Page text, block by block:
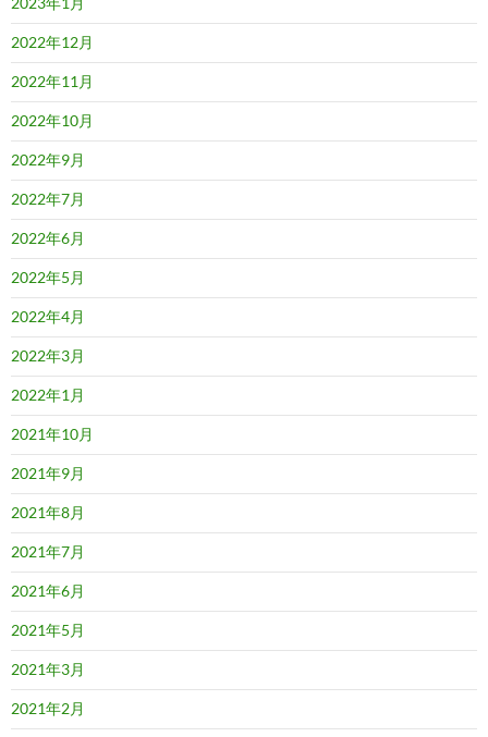
2022年12月
2022年11月
2022年10月
2022年9月
2022年7月
2022年6月
2022年5月
2022年4月
2022年3月
2022年1月
2021年10月
2021年9月
2021年8月
2021年7月
2021年6月
2021年5月
2021年3月
2021年2月